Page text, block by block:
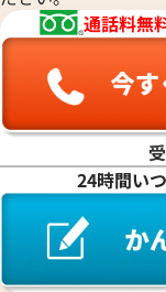
ヤ行
ワ行
通話料無
24時間い